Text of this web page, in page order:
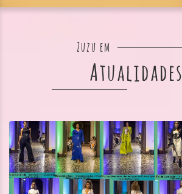
Zuzu em
Atualidades